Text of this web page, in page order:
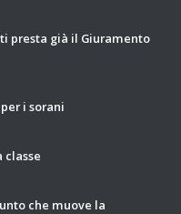
presta già il Giuramento
i sorani
classe
che muove la